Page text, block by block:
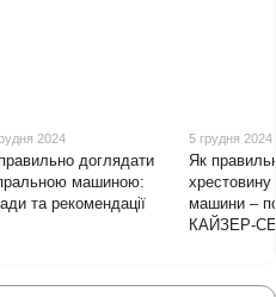
2024
доглядати
машиною:
та рекомендації
5 грудня 2024
Як
машини –
КАЙЗЕР-